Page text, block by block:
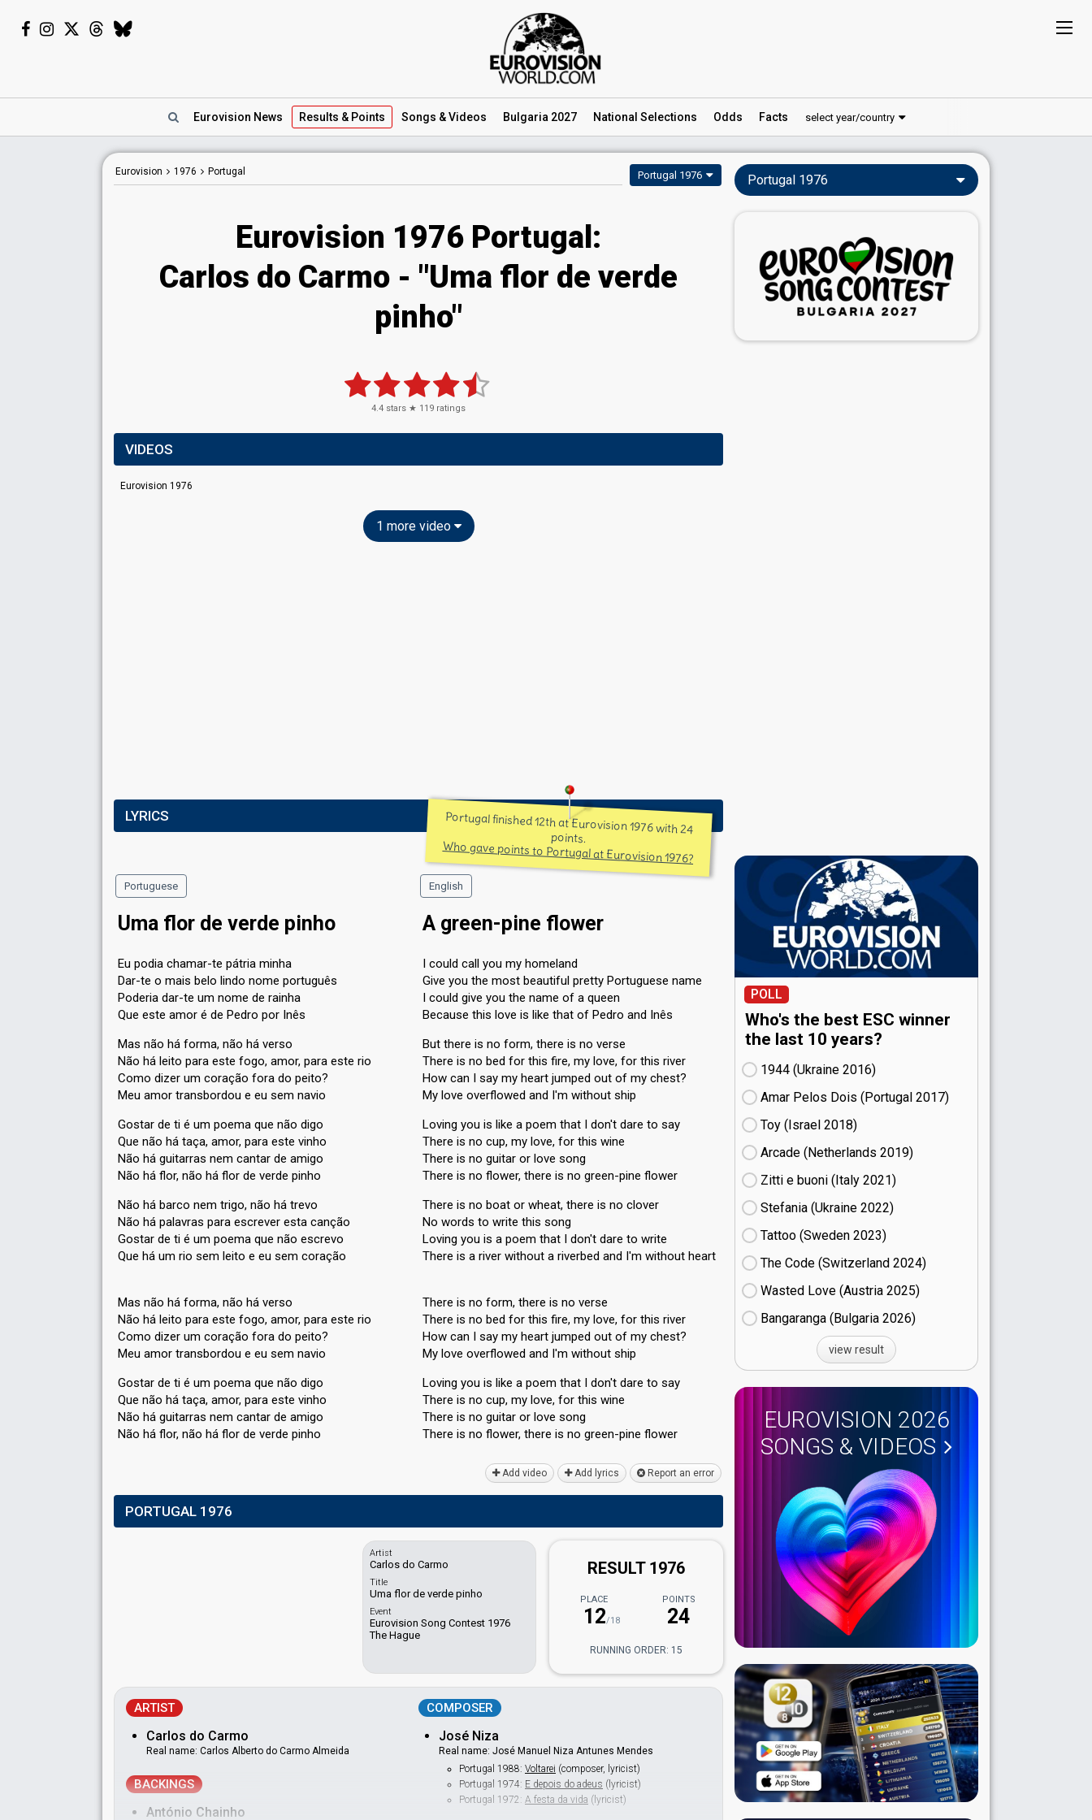
Eurovision News Results & Points Songs & Videos Bulgaria 2027 National Selections Odds Facts select year/country
Eurovision 1976 Portugal Portugal 1976
Eurovision 1976 Portugal:
Carlos do Carmo - "Uma flor de verde
pinho"
4.4 stars ★ 119 ratings
VIDEOS
Eurovision 1976
1 more video
LYRICS Portugal finished 12th at Eurovision 1976 with 24
points.
Who gave points to Portugal at Eurovision 1976?
Portuguese English
Uma flor de verde pinho
Eu podia chamar-te pátria minha
Dar-te o mais belo lindo nome português
Poderia dar-te um nome de rainha
Que este amor é de Pedro por Inês
Mas não há forma, não há verso
Não há leito para este fogo, amor, para este rio
Como dizer um coração fora do peito?
Meu amor transbordou e eu sem navio
Gostar de ti é um poema que não digo
Que não há taça, amor, para este vinho
Não há guitarras nem cantar de amigo
Não há flor, não há flor de verde pinho
Não há barco nem trigo, não há trevo
Não há palavras para escrever esta canção
Gostar de ti é um poema que não escrevo
Que há um rio sem leito e eu sem coração
Mas não há forma, não há verso
Não há leito para este fogo, amor, para este rio
Como dizer um coração fora do peito?
Meu amor transbordou e eu sem navio
Gostar de ti é um poema que não digo
Que não há taça, amor, para este vinho
Não há guitarraѕ nem cantar de аmigo
Não há flor, não há flor de verde pinho
A green-pine flower
I could call you my homeland
Give you the most beautiful pretty Portuguese name
I could give you the name of a queen
Because this love is like that of Pedro and Inês
But there is no form, there is no verse
There is no bed for this fire, my love, for this river
How can I say my heart jumped out of my chest?
My love overflowed and I'm without ship
Loving you is like a poem that I don't dare to say
There is no cup, my love, for this wine
There is no guitar or love song
There is no flower, there is no green-pine flower
There is no boat or wheat, there is no clover
No words to write this song
Loving you is a poem that I don't dare to write
There is a river without a riverbed and I'm without heart
There is no form, there is no verse
There is no bed for this fire, my love, for this river
How can I say my heart jumped out of my chest?
My love overflowed and I'm without ship
Loving you is like a poem that I don't dare to say
There is no cup, my love, for this wine
There is no guitаr or love song
There is no flower, there iѕ no green-pine flower
Add video Add lyrics Report an error
PORTUGAL 1976
Artist
Carlos do Carmo
Title
Uma flor de verde pinho
Event
Eurovision Song Contest 1976
The Hague
RESULT 1976
PLACE
12/18
POINTS
24
RUNNING ORDER: 15
ARTIST
Carlos do Carmo
Real name: Carlos Alberto do Carmo Almeida
BACKINGS
António Chainho
COMPOSER
José Niza
Real name: José Manuel Niza Antunes Mendes
Portugal 1988: Voltarei (composer, lyricist)
Portugal 1974: E depois do adeus (lyricist)
Portugal 1972: A festa da vida (lyricist)
Portugal 1976
POLL
Who's the best ESC winner
the last 10 years?
1944 (Ukraine
16)
Amar Pelos Dois (Portugal
17)
Toy (Israel
18)
Arcade (Netherlands
19)
Zitti e buoni​ (Italy
21)
Stefania (Ukraine
22)
Tattoo (Sweden
23)
The Code (Switzerland
24)
Wasted Love (Austria
25)
Bangaranga (Bulgaria
26)
view result
EUROVISION 2026
SONGS & VIDEOS